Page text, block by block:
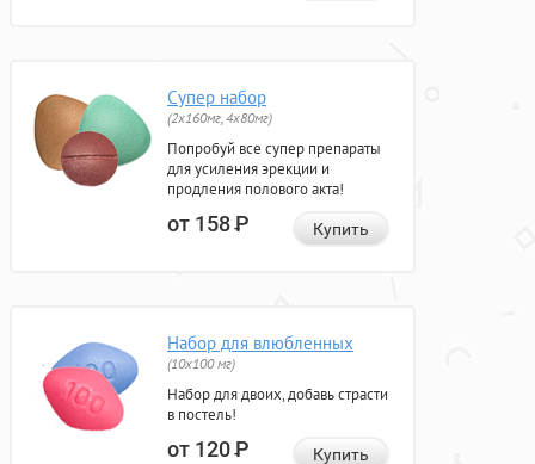
Супер набор
(2х160мг, 4х80мг)
Попробуй все супер препараты
для усиления эрекции и
продления полового акта!
от 158Р Купить
Набор для влюбленных
(10х100 мг)
Набор для двоих, добавь страсти
в постель!
от 120Р Купить